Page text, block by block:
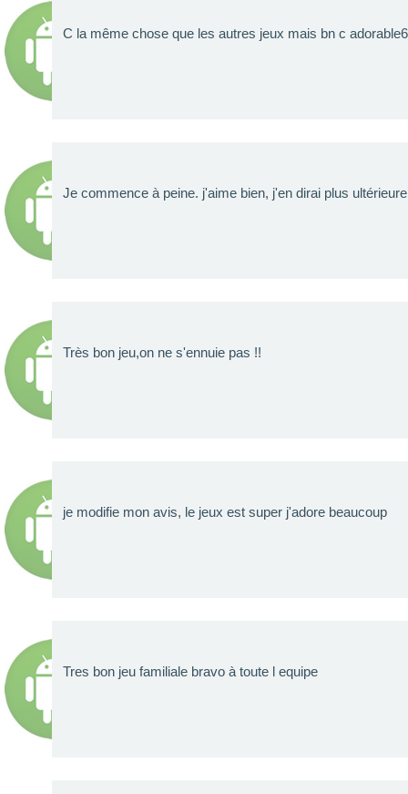
C la même chose que les autres jeux mais bn c adorable6
Je commence à peine. j'aime bien, j'en dirai plus
Très bon jeu,on ne s'ennuie pas !!
je modifie mon avis, le jeux est super j'adore beaucoup
Tres bon jeu familiale bravo à toute l equipe